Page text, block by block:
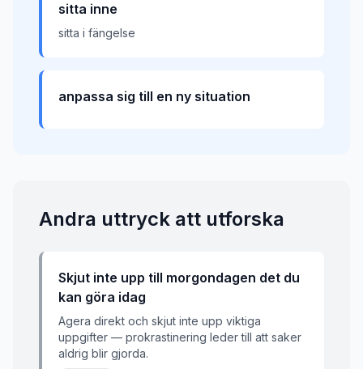
sitta inne
sitta i fängelse
anpassa sig till en ny situation
Andra uttryck att utforska
Skjut inte upp till morgondagen det du
kan göra idag
Agera direkt och skjut inte upp viktiga
uppgifter — prokrastinering leder till att saker
aldrig blir gjorda.